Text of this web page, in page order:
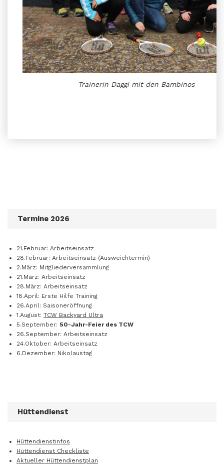
Trainerin Daggi mit den Bambinos
Termine 2026
21.Februar: Arbeitseinsatz
28.Februar: Arbeitseinsatz (Ausweichtermin)
2.März: Mitgliederversammlung
21.März: Arbeitseinsatz
28.März: Arbeitseinsatz
18.April: Erste Hilfe Training
26.April: Saisoneröffnung
1.August: TCW Backyard Ultra
5.September: 50-Jahr-Feier des TCW
26.September: Arbeitseinsatz
24.Oktober: Arbeitseinsatz
6.Dezember: Nikolaustag
Hüttendienst
Hüttendienstinfos
Hüttendienst Checkliste
Aktueller Hüttendienstplan